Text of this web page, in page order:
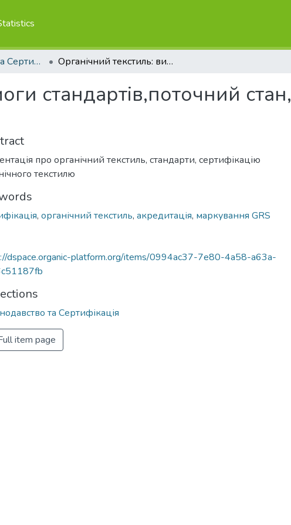
Законодавство та Сертифікація Органічний текстиль: вимоги стандартів,поточний стан, перспективи"
стандартів,поточний стан,
про органічний текстиль, стандарти, сертифікацію
текстилю
, органічний текстиль, акредитація, маркування GRS
dspace.organic-platform.org/items/0994ac37-7e80-4a58-a63a-
та Сертифікація
item page